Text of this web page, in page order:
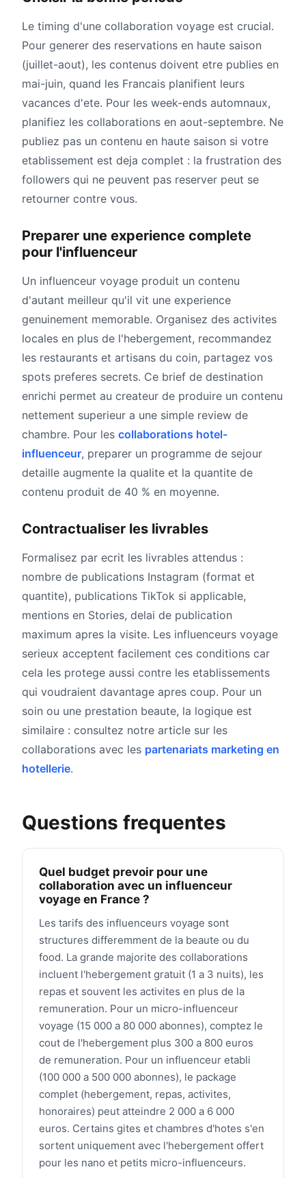
Le timing d'une collaboration voyage est crucial.
Pour generer des reservations en haute saison
(juillet-aout), les contenus doivent etre publies en
mai-juin, quand les Francais planifient leurs
vacances d'ete. Pour les week-ends automnaux,
planifiez les collaborations en aout-septembre. Ne
publiez pas un contenu en haute saison si votre
etablissement est deja complet : la frustration des
followers qui ne peuvent pas reserver peut se
retourner contre vous.
Preparer une experience complete
pour l'influenceur
Un influenceur voyage produit un contenu
d'autant meilleur qu'il vit une experience
genuinement memorable. Organisez des activites
locales en plus de l'hebergement, recommandez
les restaurants et artisans du coin, partagez vos
spots preferes secrets. Ce brief de destination
enrichi permet au createur de produire un contenu
nettement superieur a une simple review de
chambre. Pour les collaborations hotel-
influenceur, preparer un programme de sejour
detaille augmente la qualite et la quantite de
contenu produit de 40 % en moyenne.
Contractualiser les livrables
Formalisez par ecrit les livrables attendus :
nombre de publications Instagram (format et
quantite), publications TikTok si applicable,
mentions en Stories, delai de publication
maximum apres la visite. Les influenceurs voyage
serieux acceptent facilement ces conditions car
cela les protege aussi contre les etablissements
qui voudraient davantage apres coup. Pour un
soin ou une prestation beaute, la logique est
similaire : consultez notre article sur les
collaborations avec les partenariats marketing en
hotellerie.
Questions frequentes
Quel budget prevoir pour une
collaboration avec un influenceur
voyage en France ?
Les tarifs des influenceurs voyage sont
structures differemment de la beaute ou du
food. La grande majorite des collaborations
incluent l'hebergement gratuit (1 a 3 nuits), les
repas et souvent les activites en plus de la
remuneration. Pour un micro-influenceur
voyage (15 000 a 80 000 abonnes), comptez le
cout de l'hebergement plus 300 a 800 euros
de remuneration. Pour un influenceur etabli
(100 000 a 500 000 abonnes), le package
complet (hebergement, repas, activites,
honoraires) peut atteindre 2 000 a 6 000
euros. Certains gites et chambres d'hotes s'en
sortent uniquement avec l'hebergement offert
pour les nano et petits micro-influenceurs.